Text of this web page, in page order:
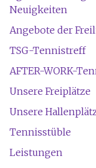
Neuigkeiten
Angebote der
TSG-Tennistreff
AFTER-WORK-
Unsere Freiplätze
Unsere
Tennisstüble
Leistungen